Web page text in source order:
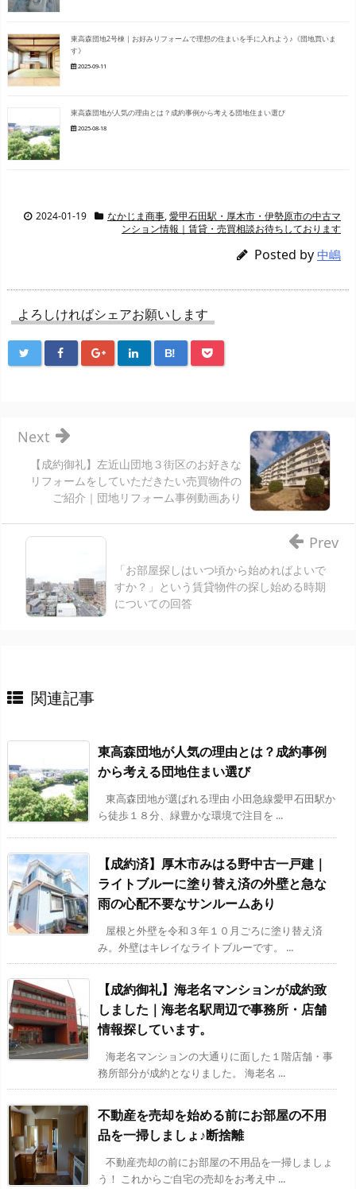
東高森団地2号棟｜お好みリフォームで理想の住まいを手に入れよう♪《団地買いま
す》
2025-09-11
東高森団地が人気の理由とは？成約事例から考える団地住まい選び
2025-08-18
2024-01-19 なかじま商事,愛甲石田駅・厚木市・伊勢原市の中古マ
ンション情報｜賃貸・売買相談お待ちしております
Posted by 中嶋
よろしければシェアお願いします
B!
【成約御礼】左近山団地３街区のお好きな
リフォームをしていただきたい売買物件の
ご紹介｜団地リフォーム事例動画あり
Next
「お部屋探しはいつ頃から始めればよいで
すか？」という賃貸物件の探し始める時期
についての回答
Prev
関連記事
東高森団地が人気の理由とは？成約事例
から考える団地住まい選び
東高森団地が選ばれる理由 小田急線愛甲石田駅か
ら徒歩１８分、緑豊かな環境で注目を ...
【成約済】厚木市みはる野中古一戸建｜
ライトブルーに塗り替え済の外壁と急な
雨の心配不要なサンルームあり
屋根と外壁を令和３年１０月ごろに塗り替え済
み。外壁はキレイなライトブルーです。 ...
【成約御礼】海老名マンションが成約致
しました｜海老名駅周辺で事務所・店舗
情報探しています。
海老名マンションの大通りに面した１階店舗・事
務所部分が成約となりました。 海老名 ...
不動産を売却を始める前にお部屋の不用
品を一掃しましょ♪断捨離
不動産売却の前にお部屋の不用品を一掃しましょ
う！ これからご自宅の売却をお考え中 ...